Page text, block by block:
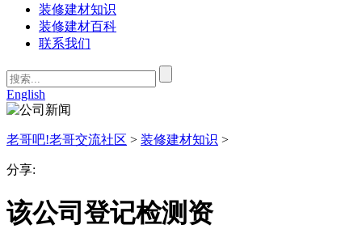
装修建材知识
装修建材百科
联系我们
English
老哥吧!老哥交流社区 > 装修建材知识 >
分享:
该公司登记检测资